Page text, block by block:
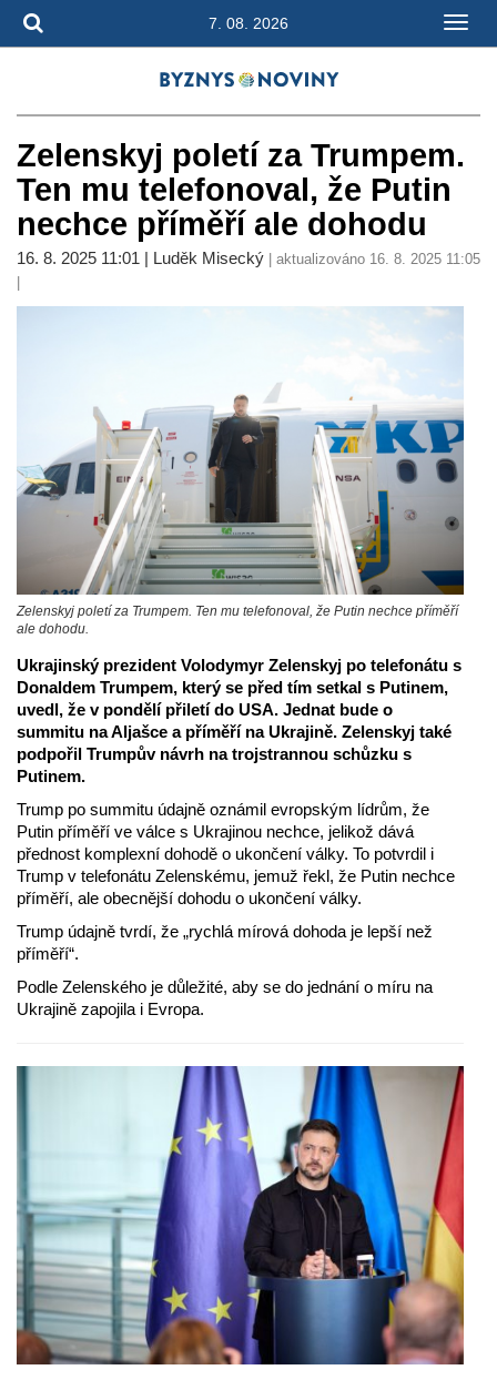
7. 08. 2026
Zelenskyj poletí za Trumpem.
Ten mu telefonoval, že Putin
nechce příměří ale dohodu
16. 8. 2025 11:01 | Luděk Misecký | aktualizováno 16. 8. 2025 11:05
Zelenskyj poletí za Trumpem. Ten mu telefonoval, že Putin nechce příměří
ale dohodu.
Ukrajinský prezident Volodymyr Zelenskyj po telefonátu s
Donaldem Trumpem, který se před tím setkal s Putinem,
uvedl, že v pondělí přiletí do USA. Jednat bude o
summitu na Aljašce a příměří na Ukrajině. Zelenskyj také
podpořil Trumpův návrh na trojstrannou schůzku s
Putinem.
Trump po summitu údajně oznámil evropským lídrům, že
Putin příměří ve válce s Ukrajinou nechce, jelikož dává
přednost komplexní dohodě o ukončení války. To potvrdil i
Trump v telefonátu Zelenskému, jemuž řekl, že Putin nechce
příměří, ale obecnější dohodu o ukončení války.
Trump údajně tvrdí, že „rychlá mírová dohoda je lepší než
příměří“.
Podle Zelenského je důležité, aby se do jednání o míru na
Ukrajině zapojila i Evropa.